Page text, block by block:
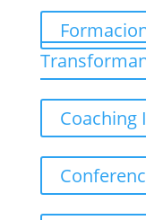
Coaching